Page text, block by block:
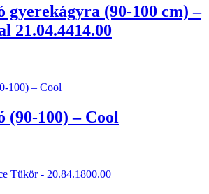
gyerekágyra (90-100 cm) –
21.04.4414.00
(90-100) – Cool